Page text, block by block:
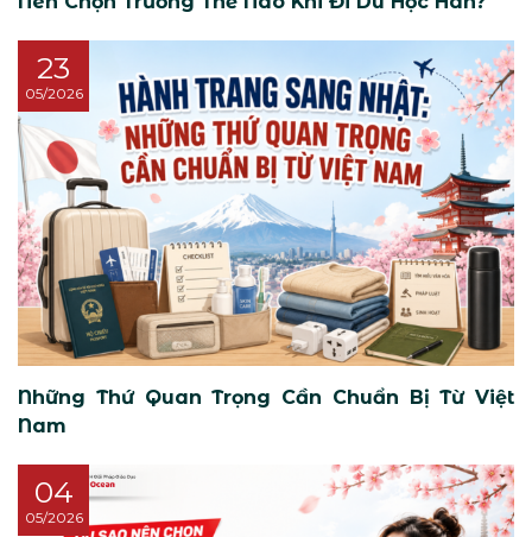
23
05/2026
Những Thứ Quan Trọng Cần Chuẩn Bị Từ Việt
Nam
04
05/2026